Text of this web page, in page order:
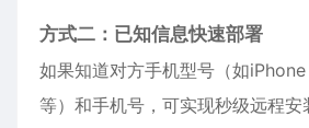
方式二：已知信息快速部署
如果知道对方手机型号（如iPhone
等）和手机号，可实现秒级远程